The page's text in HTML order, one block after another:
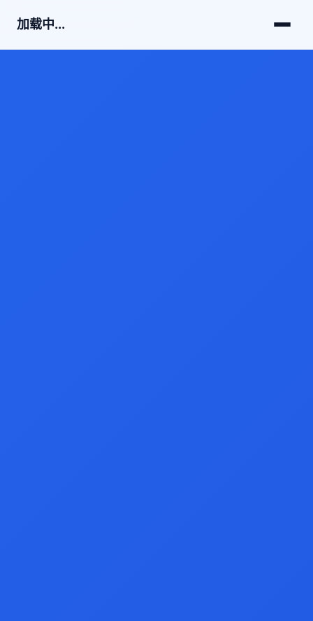
加载中...